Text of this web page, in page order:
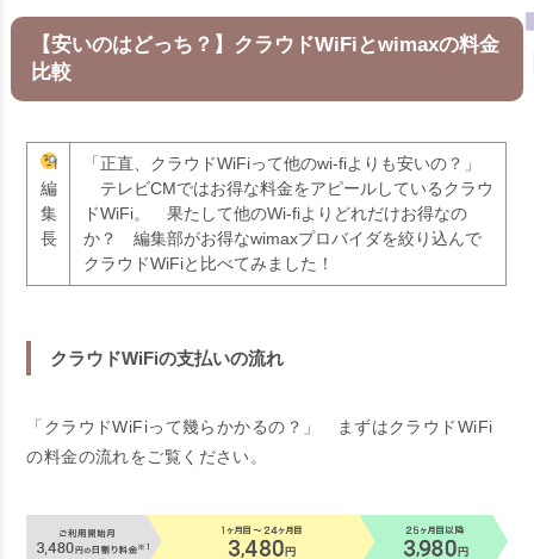
【安いのはどっち？】クラウドWiFiとwimaxの料金
比較
編
集
長
「正直、クラウドWiFiって他のwi-fiよりも安いの？」
テレビCMではお得な料金をアピールしているクラウ
ドWiFi。 果たして他のWi-fiよりどれだけお得なの
か？
編集部がお得なwimaxプロバイダを絞り込んで
クラウドWiFiと比べてみました！
クラウドWiFiの支払いの流れ
「クラウドWiFiって幾らかかるの？」 まずはクラウドWiFi
の料金の流れをご覧ください。